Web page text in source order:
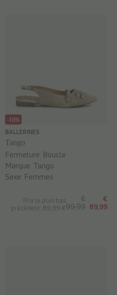
-10%
BALLERINES
Tango
Prix le plus bas
précédent: 89,99 €
€
99,99
€
89,99
Fermeture: Boucle
Marque: Tango
Sexe: Femmes